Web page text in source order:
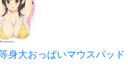
身大おっぱいマウスパッド